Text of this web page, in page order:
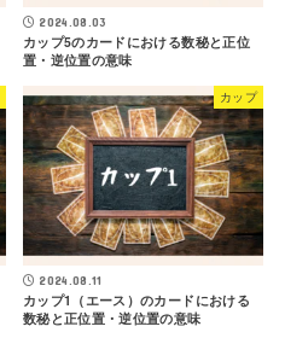
2024.08.03
カップ5のカードにおける数秘と正位
置・逆位置の意味
カップ
2024.08.11
カップ1（エース）のカードにおける
数秘と正位置・逆位置の意味